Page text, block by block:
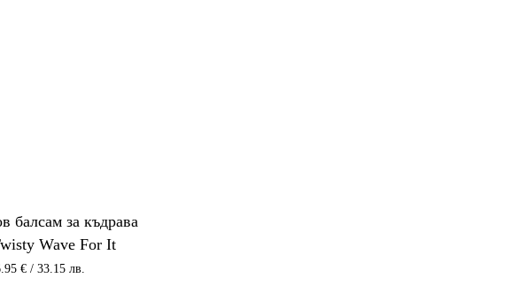
балсам за къдрава
Wave For It
€/ 33.15 лв.